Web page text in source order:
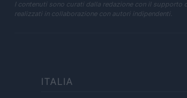
I contenuti sono curati dalla redazione con il supporto
realizzati in collaborazione con autori indipendenti.
ITALIA